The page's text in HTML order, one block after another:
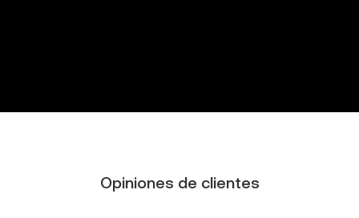
Opiniones de clientes